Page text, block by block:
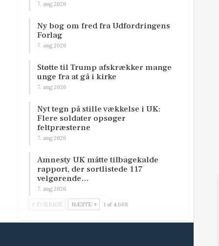
7. aug 2026
Ny bog om fred fra Udfordringens
Forlag
7. aug 2026
Støtte til Trump afskrækker mange
unge fra at gå i kirke
7. aug 2026
Nyt tegn på stille vækkelse i UK:
Flere soldater opsøger
feltpræsterne
7. aug 2026
Amnesty UK måtte tilbagekalde
rapport, der sortlistede 117
velgørende…
7. aug 2026
FORRIGE NÆSTE 1 af 4.668